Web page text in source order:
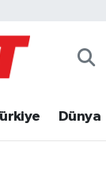
Dünya